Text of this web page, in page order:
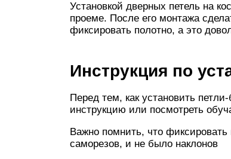
Установкой дверных петель на
проеме. После его монтажа
фиксировать полотно, а это
Инструкция по
Перед тем, как установить
инструкцию или посмотреть
Важно помнить, что
саморезов, и не было наклонов